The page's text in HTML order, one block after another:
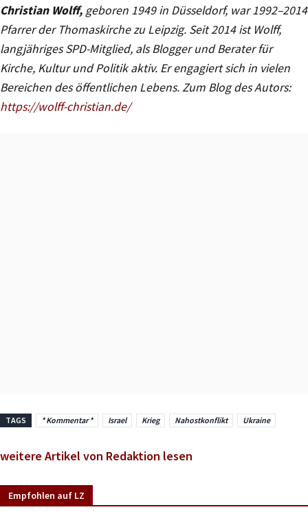
Christian Wolff, geboren 1949 in Düsseldorf, war 1992–2014
Pfarrer der Thomaskirche zu Leipzig. Seit 2014 ist Wolff,
langjähriges SPD-Mitglied, als Blogger und Berater für
Kirche, Kultur und Politik aktiv. Er engagiert sich in vielen
Bereichen des öffentlichen Lebens. Zum Blog des Autors:
https://wolff-christian.de/
TAGS * Kommentar * Israel Krieg Nahostkonflikt Ukraine
weitere Artikel von Redaktion lesen
Empfohlen auf LZ